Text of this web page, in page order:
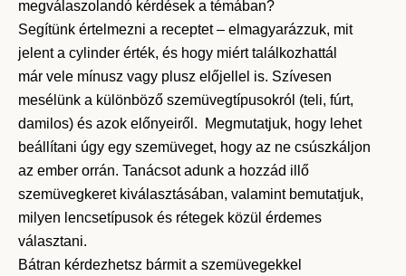
megválaszolandó kérdések a témában?
Segítünk értelmezni a receptet – elmagyarázzuk, mit
jelent a cylinder érték, és hogy miért találkozhattál
már vele mínusz vagy plusz előjellel is. Szívesen
mesélünk a különböző szemüvegtípusokról (teli, fúrt,
damilos) és azok előnyeiről. Megmutatjuk, hogy lehet
beállítani úgy egy szemüveget, hogy az ne csúszkáljon
az ember orrán. Tanácsot adunk a hozzád illő
szemüvegkeret kiválasztásában, valamint bemutatjuk,
milyen lencsetípusok és rétegek közül érdemes
választani.
Bátran kérdezhetsz bármit a szemüvegekkel